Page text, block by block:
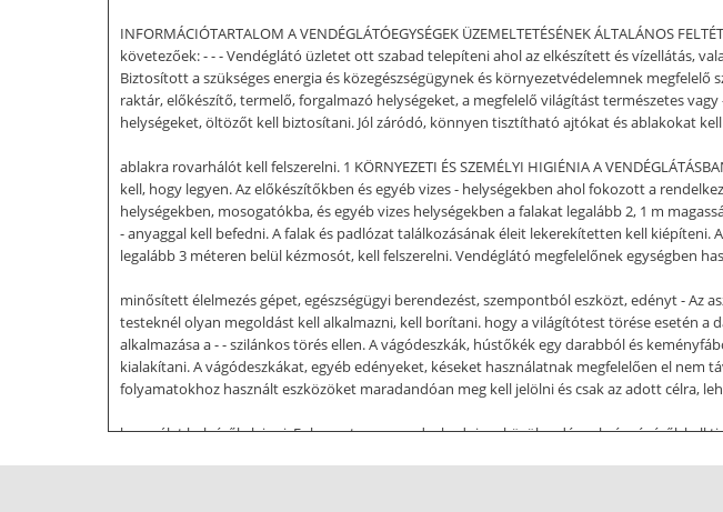
INFORMÁCIÓTARTALOM A VENDÉGLÁTÓEGYSÉGEK ÜZEMELTETÉSÉNEK ÁLTALÁNOS
követezőek: - - - Vendéglátó üzletet ott szabad telepíteni ahol az elkészített és vízellátás,
Biztosított a szükséges energia és közegészségügynek és környezetvédelemnek
raktár, előkészítő, termelő, forgalmazó helységeket, a megfelelő világítást természetes
helységeket, öltözőt kell biztosítani. Jól záródó, könnyen tisztítható ajtókat és ablakokat
ablakra rovarhálót kell felszerelni. 1 KÖRNYEZETI ÉS SZEMÉLYI HIGIÉNIA A
kell, hogy legyen. Az előkészítőkben és egyéb vizes - helységekben ahol fokozott a
helységekben, mosogatókba, és egyéb vizes helységekben a falakat legalább 2, 1 m
- anyaggal kell befedni. A falak és padlózat találkozásának éleit lekerekítetten kell
legalább 3 méteren belül kézmosót, kell felszerelni. Vendéglátó megfelelőnek egységben
minősített élelmezés gépet, egészségügyi berendezést, szempontból eszközt, edényt -
testeknél olyan megoldást kell alkalmazni, kell borítani. hogy a világítótest törése esetén a
alkalmazása a - - szilánkos törés ellen. A vágódeszkák, hústőkék egy darabból és
kialakítani. A vágódeszkákat, egyéb edényeket, késeket használatnak megfelelően el
folyamatokhoz használt eszközöket maradandóan meg kell jelölni és csak az adott célra,
használat helyéről elvinni. Folyamatosan gondoskodni eszközök, edények, épségéről. kell